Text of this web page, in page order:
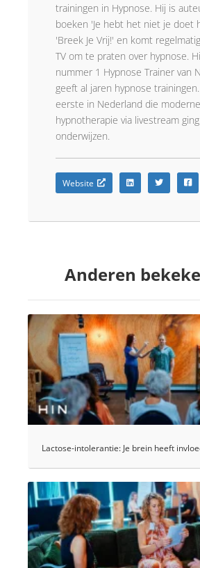
trainingen in Hypnose. Hij is
boeken 'Je hebt het niet je doet
'Breek Je Vrij!' en komt
TV om te praten over hypnose.
nummer 1 Hypnose Trainer van
geeft al jaren hypnose
eerste in Nederland die moderne
hypnotherapie via livestream ging
onderwijzen.
Website
Anderen
Lactose-intolerantie: Je brein heeft